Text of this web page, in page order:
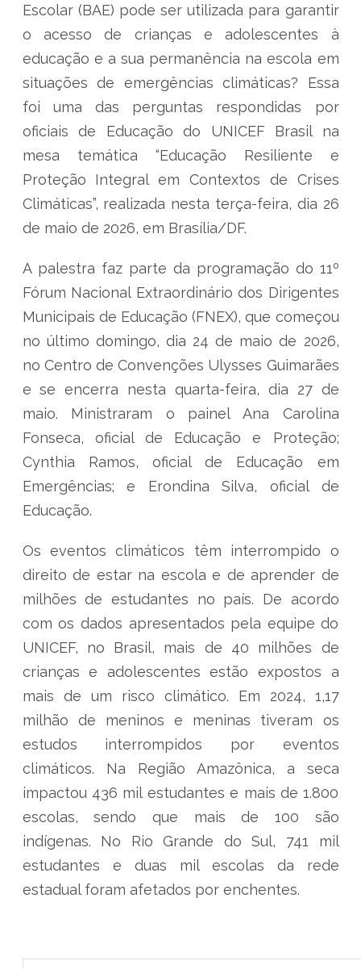
Escolar (BAE) pode ser utilizada para garantir
o acesso de crianças e adolescentes à
educação e a sua permanência na escola em
situações de emergências climáticas? Essa
foi uma das perguntas respondidas por
oficiais de Educação do UNICEF Brasil na
mesa temática “Educação Resiliente e
Proteção Integral em Contextos de Crises
Climáticas”, realizada nesta terça-feira, dia 26
de maio de 2026, em Brasília/DF.
A palestra faz parte da programação do 11º
Fórum Nacional Extraordinário dos Dirigentes
Municipais de Educação (FNEX), que começou
no último domingo, dia 24 de maio de 2026,
no Centro de Convenções Ulysses Guimarães
e se encerra nesta quarta-feira, dia 27 de
maio. Ministraram o painel Ana Carolina
Fonseca, oficial de Educação e Proteção;
Cynthia Ramos, oficial de Educação em
Emergências; e Erondina Silva, oficial de
Educação.
Os eventos climáticos têm interrompido o
direito de estar na escola e de aprender de
milhões de estudantes no país. De acordo
com os dados apresentados pela equipe do
UNICEF, no Brasil, mais de 40 milhões de
crianças e adolescentes estão expostos a
mais de um risco climático. Em 2024, 1,17
milhão de meninos e meninas tiveram os
estudos interrompidos por eventos
climáticos. Na Região Amazônica, a seca
impactou 436 mil estudantes e mais de 1.800
escolas, sendo que mais de 100 são
indígenas. No Rio Grande do Sul, 741 mil
estudantes e duas mil escolas da rede
estadual foram afetados por enchentes.